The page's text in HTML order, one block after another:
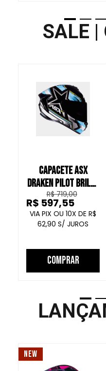
SALE |
CAPACETE ASX
DRAKEN PILOT BRILHO
PRETO AZUL AMARELO
R$ 719,00
10
R$
62,90
R$ 597,55
COMPRAR
NEW